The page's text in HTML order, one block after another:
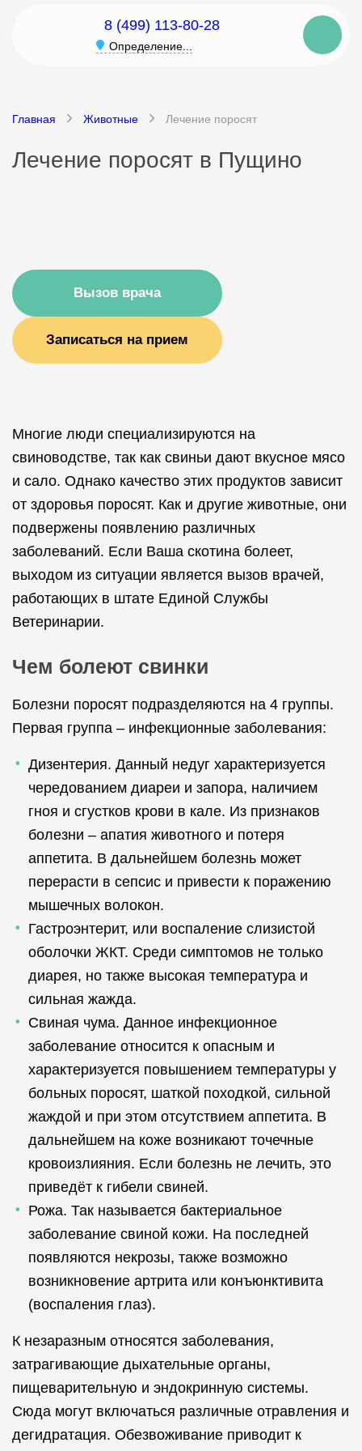
8 (499) 113-80-28
Определение...
Главная Животные Лечение поросят
Лечение поросят в Пущино
Вызов врача
Записаться на прием
Многие люди специализируются на
свиноводстве, так как свиньи дают вкусное мясо
и сало. Однако качество этих продуктов зависит
от здоровья поросят. Как и другие животные, они
подвержены появлению различных
заболеваний. Если Ваша скотина болеет,
выходом из ситуации является вызов врачей,
работающих в штате Единой Службы
Ветеринарии.
Чем болеют свинки
Болезни поросят подразделяются на 4 группы.
Первая группа – инфекционные заболевания:
Дизентерия. Данный недуг характеризуется
чередованием диареи и запора, наличием
гноя и сгустков крови в кале. Из признаков
болезни – апатия животного и потеря
аппетита. В дальнейшем болезнь может
перерасти в сепсис и привести к поражению
мышечных волокон.
Гастроэнтерит, или воспаление слизистой
оболочки ЖКТ. Среди симптомов не только
диарея, но также высокая температура и
сильная жажда.
Свиная чума. Данное инфекционное
заболевание относится к опасным и
характеризуется повышением температуры у
больных поросят, шаткой походкой, сильной
жаждой и при этом отсутствием аппетита. В
дальнейшем на коже возникают точечные
кровоизлияния. Если болезнь не лечить, это
приведёт к гибели свиней.
Рожа. Так называется бактериальное
заболевание свиной кожи. На последней
появляются некрозы, также возможно
возникновение артрита или конъюнктивита
(воспаления глаз).
К незаразным относятся заболевания,
затрагивающие дыхательные органы,
пищеварительную и эндокринную системы.
Сюда могут включаться различные отравления и
дегидратация. Обезвоживание приводит к